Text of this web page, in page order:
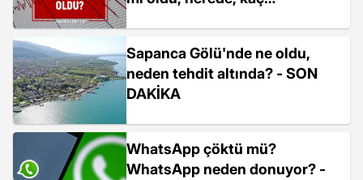
Sapanca Gölü'nde ne oldu,
neden tehdit altında? - SON
DAKİKA
WhatsApp çöktü mü?
WhatsApp neden donuyor? -